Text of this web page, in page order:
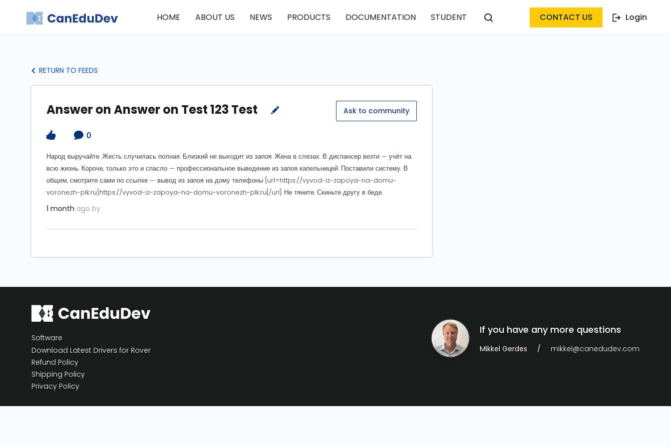
HOME ABOUT US NEWS PRODUCTS DOCUMENTATION STUDENT CONTACT US Login
RETURN TO FEEDS
Answer on Answer on Test 123 Test Ask to community
0
Народ выручайте. Жесть случилась полная. Близкий не выходит из запоя. Жена в слезах. В диспансер везти — учёт на
всю жизнь. Короче, только это и спасло — профессиональное выведение из запоя капельницей. Поставили систему. В
общем, смотрите сами по ссылке — вывод из запоя на дому телефоны [url=https://vyvod-iz-zapoya-na-domu-
voronezh-plk.ru]https://vyvod-iz-zapoya-na-domu-voronezh-plk.ru[/url] Не тяните. Скиньте другу в беде.
1 month ago by
Software
Download Latest Drivers for Rover
Refund Policy
Shipping Policy
Privacy Policy
If you have any more questions
Mikkel Gerdes mikkel@canedudev.com